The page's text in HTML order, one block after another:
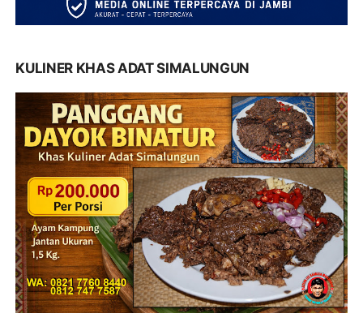
KULINER KHAS ADAT SIMALUNGUN